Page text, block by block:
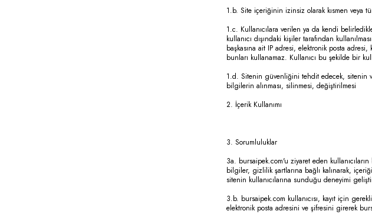
1.b. Site içeriğinin izinsiz olarak kısmen veya
1.c. Kullanıcılara verilen ya da kendi
kullanıcı dışındaki kişiler tarafından
başkasına ait IP adresi, elektronik posta
bunları kullanamaz. Kullanıcı bu şekilde bir
1.d. Sitenin güvenliğini tehdit edecek, sitenin ve
bilgilerin alınması, silinmesi, değiştirilmesi
2. İçerik Kullanımı
3. Sorumluluklar
3a. bursaipek.com'u ziyaret eden
bilgiler, gizlilik şartlarına bağlı kalınarak,
sitenin kullanıcılarına sunduğu deneyimi
3.b. bursaipek.com kullanıcısı, kayıt için
elektronik posta adresini ve şifresini girerek